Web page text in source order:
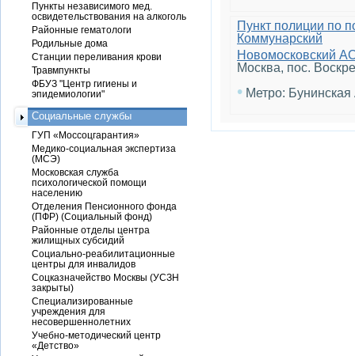
Пункт полиции по
Коммунарский
Новомосковский
Москва, пос.
• Метро:
Пункты независимого мед.
освидетельствования на алкоголь
Районные гематологи
Родильные дома
Станции переливания крови
Травмпункты
ФБУЗ "Центр гигиены и
эпидемиологии"
Социальные службы
ГУП «Моссоцгарантия»
Медико-социальная экспертиза
(МСЭ)
Московская служба
психологической помощи
населению
Отделения Пенсионного фонда
(ПФР) (Социальный фонд)
Районные отделы центра
жилищных субсидий
Социально-реабилитационные
центры для инвалидов
Соцказначейство Москвы (УСЗН
закрыты)
Специализированные
учреждения для
несовершеннолетних
Учебно-методический центр
«Детство»